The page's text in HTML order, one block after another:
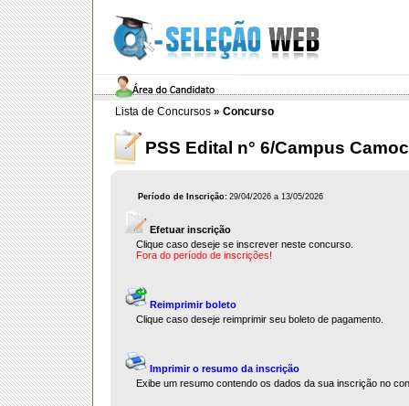
Lista de Concursos » Concurso
PSS Edital n° 6/Campus
Período de Inscrição: 29/04/2026 a 13/05/2026
Efetuar inscrição
Clique caso deseje se inscrever neste concurso.
Fora do período de inscrições!
Reimprimir boleto
Clique caso deseje reimprimir seu boleto de pagamento.
Imprimir o resumo da inscrição
Exibe um resumo contendo os dados da sua inscrição no